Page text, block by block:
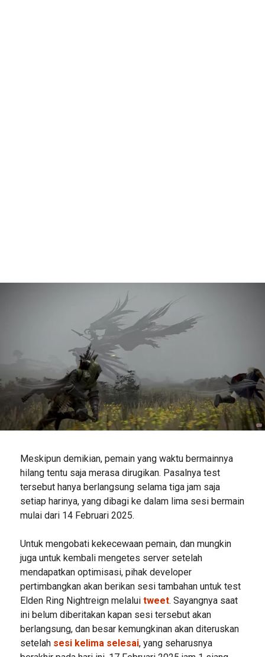
Meskipun demikian, pemain yang waktu bermainnya
hilang tentu saja merasa dirugikan. Pasalnya test
tersebut hanya berlangsung selama tiga jam saja
setiap harinya, yang dibagi ke dalam lima sesi bermain
mulai dari 14 Februari 2025.
Untuk mengobati kekecewaan pemain, dan mungkin
juga untuk kembali mengetes server setelah
mendapatkan optimisasi, pihak developer
pertimbangkan akan berikan sesi tambahan untuk test
Elden Ring Nightreign melalui tweet. Sayangnya saat
ini belum diberitakan kapan sesi tersebut akan
berlangsung, dan besar kemungkinan akan diteruskan
setelah sesi kelima selesai, yang seharusnya